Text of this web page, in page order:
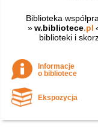
Biblioteka
» w.bibliotece.pl
biblioteki i
Informacje
o bibliotece
Ekspozycja